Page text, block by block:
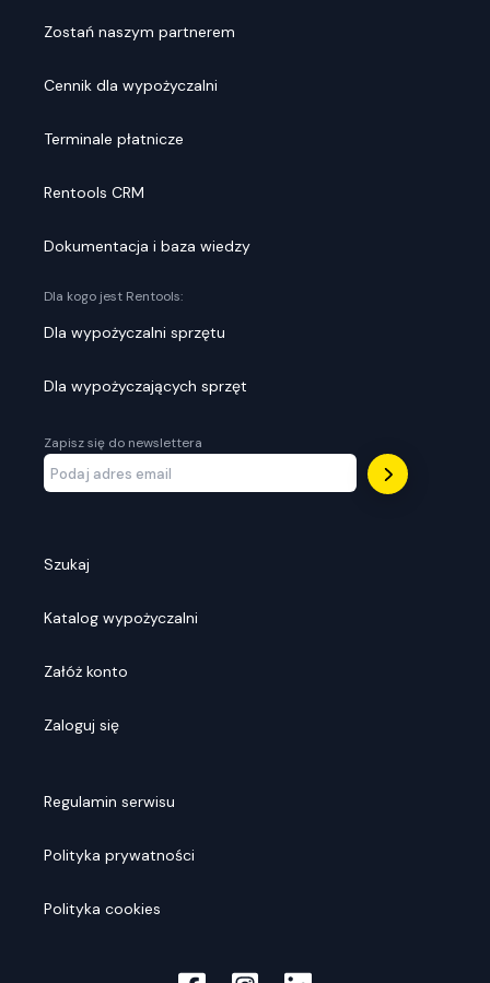
Zostań naszym partnerem
Cennik dla wypożyczalni
Terminale płatnicze
Rentools CRM
Dokumentacja i baza wiedzy
Dla kogo jest Rentools:
Dla wypożyczalni sprzętu
Dla wypożyczających sprzęt
Zapisz się do newslettera
Szukaj
Katalog wypożyczalni
Załóż konto
Zaloguj się
Regulamin serwisu
Polityka prywatności
Polityka cookies